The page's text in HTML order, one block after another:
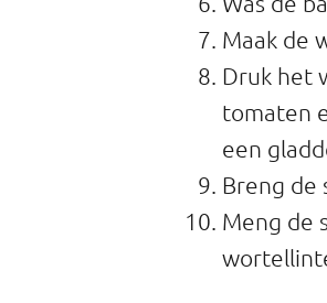
Maak de
Druk het
tomaten
een
Breng de
Meng de